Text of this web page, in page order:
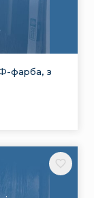
фарба, з